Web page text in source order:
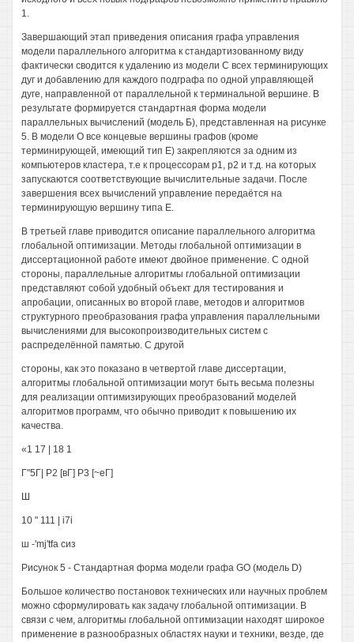
1.
Завершающий этап приведения описания графа управления
модели параллельного алгоритма к стандартизованному виду
фактически сводится к удалению из модели С всех терминирующих
дуг и добавлению для каждого подграфа по одной управляющей
дуге, направленной от параллельной к терминальной вершине. В
результате формируется стандартная форма модели
параллельных вычислений (модель Б), представленная на рисунке
5. В модели О все концевые вершины графов (кроме
терминирующей, имеющий тип Е) закрепляются за одним из
компьютеров кластера, т.е к процессорам р1, р2 и т.д. на которых
запускаются соответствующие вычислительные задачи. После
завершения всех вычислений управление передаётся на
терминирующую вершину типа Е.
В третьей главе приводится описание параллельного алгоритма
глобальной оптимизации. Методы глобальной оптимизации в
диссертационной работе имеют двойное применение. С одной
стороны, параллельные алгоритмы глобальной оптимизации
представляют собой удобный объект для тестирования и
апробации, описанных во второй главе, методов и алгоритмов
структурного преобразования графа управления параллельными
вычислениями для высокопроизводительных систем с
распределённой памятью. С другой
стороны, как это показано в четвертой главе диссертации,
алгоритмы глобальной оптимизации могут быть весьма полезны
для реализации оптимизирующих преобразований моделей
алгоритмов программ, что обычно приводит к повышению их
качества.
«1 17 | 18 1
Г"5Г| Р2 [вГ] Р3 [~еГ]
Ш
10 " 111 | i7i
ш -'mj'tfa сиз
Рисунок 5 - Стандартная форма модели графа GO (модель D)
Большое количество постановок технических или научных проблем
можно сформулировать как задачу глобальной оптимизации. В
связи с чем, алгоритмы глобальной оптимизации находят широкое
применение в разнообразных областях науки и техники, везде, где